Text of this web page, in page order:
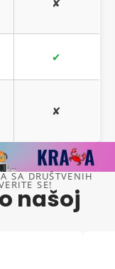
✘
✔
✘
SA DRUŠTVENIH
SE!
našoj